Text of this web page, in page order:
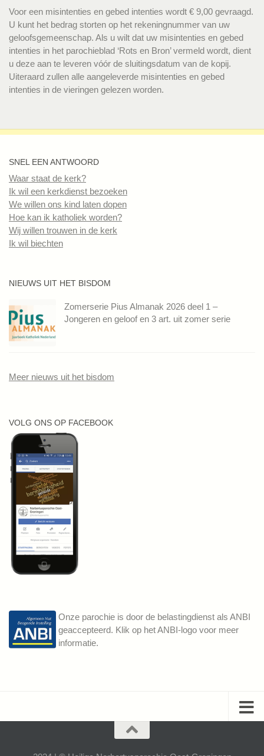
Voor een misintenties en gebed intenties wordt € 9,00 gevraagd.
U kunt het bedrag storten op het rekeningnummer van uw
geloofsgemeenschap. Als u wilt dat uw misintenties en gebed
intenties in het parochieblad ‘Rots en Bron’ vermeld wordt, dient
u deze aan te leveren vóór de sluitingsdatum van de kopij.
Uiteraard zullen alle aangeleverde misintenties en gebed
intenties in de vieringen gelezen worden.
SNEL EEN ANTWOORD
Waar staat de kerk?
Ik wil een kerkdienst bezoeken
We willen ons kind laten dopen
Hoe kan ik katholiek worden?
Wij willen trouwen in de kerk
Ik wil biechten
NIEUWS UIT HET BISDOM
Zomerserie Pius Almanak 2026 deel 1 –
Jongeren en geloof en 3 art. uit zomer serie
Meer nieuws uit het bisdom
VOLG ONS OP FACEBOOK
Onze parochie is door de belastingdienst als ANBI
geaccepteerd. Klik op het ANBI-logo voor meer
informatie.